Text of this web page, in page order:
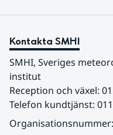
Kontakta SMHI
SMHI, Sveriges
institut
Reception och växel:
Telefon kundtjänst: